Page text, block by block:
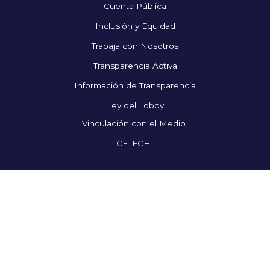
Cuenta Pública
Inclusión y Equidad
Trabaja con Nosotros
Transparencia Activa
Información de Transparencia
Ley del Lobby
Vinculación con el Medio
CFTECH